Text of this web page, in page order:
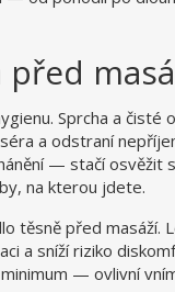
před
Sprcha a čisté
a odstraní
— stačí osvěžit
na kterou jdete.
těsně před masáží.
a sníží riziko
— ovlivní